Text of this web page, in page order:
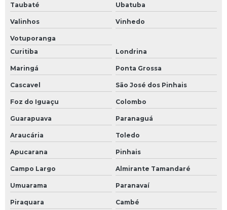
Taubaté Ubatuba
Valinhos Vinhedo
Votuporanga
Curitiba
Londrina
Maringá Ponta Grossa
Cascavel São José dos Pinhais
Foz do Iguaçu Colombo
Guarapuava Paranaguá
Araucária Toledo
Apucarana Pinhais
Campo Largo Almirante Tamandaré
Umuarama Paranavaí
Piraquara Cambé